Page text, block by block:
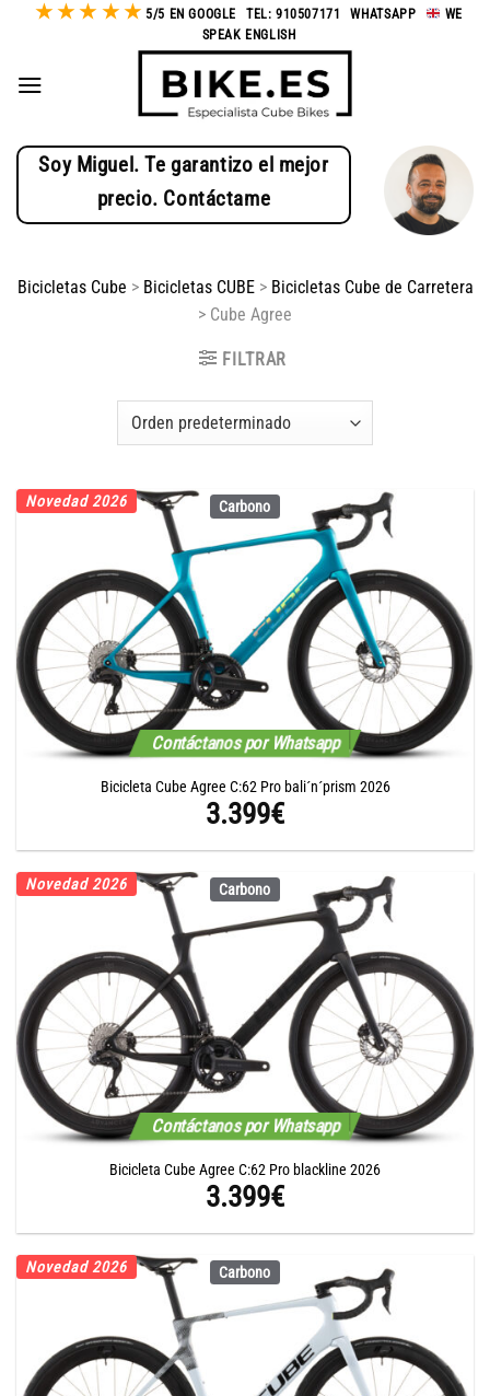
Saltar★ ★ ★ ★★ 5/5 EN GOOGLE TEL: 910507171 -WHATSAPP
WE
SPEAK ENGLISH
Soy Miguel. Te garantizo el mejor
precio. Contáctame
Bicicletas Cube > Bicicletas CUBE > Bicicletas Cube de Carretera
> Cube Agree
FILTRAR
Carbono
Contáctanos por Whatsapp
Novedad 2026
Bicicleta Cube Agree C:62 Pro bali´n´prism 2026
3.399€
Carbono
Contáctanos por Whatsapp
Novedad 2026
Bicicleta Cube Agree C:62 Pro blackline 2026
3.399€
Carbono
Novedad 2026